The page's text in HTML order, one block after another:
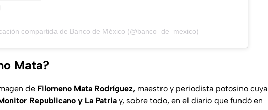
compartida de Banco de México (@banco_de_mexico)
Mata?
de Filomeno Mata Rodríguez, maestro y periodista potosino cuya
Republicano y La Patria y, sobre todo, en el diario que fundó en